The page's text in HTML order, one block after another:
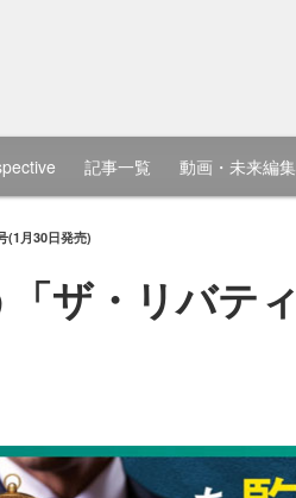
記事一覧 動画・未来編集
(1月30日発売)
ザ・リバテ